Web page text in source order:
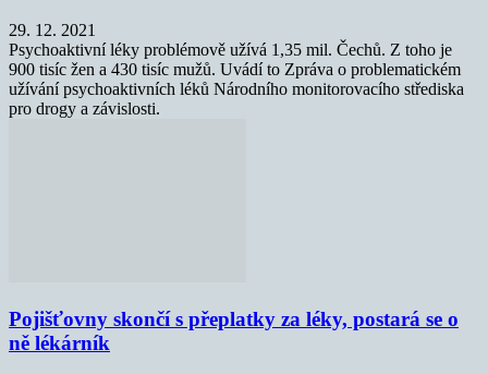
29. 12. 2021
Psychoaktivní léky problémově užívá 1,35 mil. Čechů. Z toho je
900 tisíc žen a 430 tisíc mužů. Uvádí to Zpráva o problematickém
užívání psychoaktivních léků Národního monitorovacího střediska
pro drogy a závislosti.
Pojišťovny skončí s přeplatky za léky, postará se o
ně lékárník